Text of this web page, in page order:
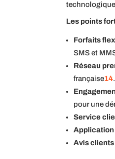
technologique
Les points
Forfaits
SMS et
Réseau
française14.
pour une
Service
Application
Avis